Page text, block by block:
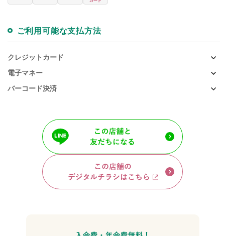
ご利用可能な支払方法
クレジットカード
電子マネー
バーコード決済